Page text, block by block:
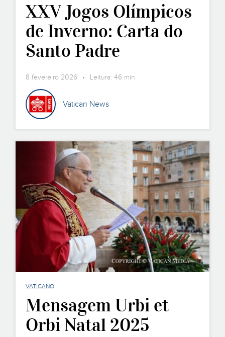
XXV Jogos Olímpicos
de Inverno: Carta do
Santo Padre
8 fevereiro 2026 • Leitura: 46 min
Vatican News
VATICANO
Mensagem Urbi et
Orbi Natal 2025